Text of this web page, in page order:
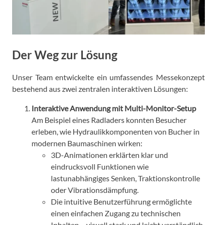
Der Weg zur Lösung
Unser Team entwickelte ein umfassendes Messekonzept
bestehend aus zwei zentralen interaktiven Lösungen:
Interaktive Anwendung mit Multi-Monitor-Setup
Am Beispiel eines Radladers konnten Besucher
erleben, wie Hydraulikkomponenten von Bucher in
modernen Baumaschinen wirken:
3D-Animationen erklärten klar und
eindrucksvoll Funktionen wie
lastunabhängiges Senken, Traktionskontrolle
oder Vibrationsdämpfung.
Die intuitive Benutzerführung ermöglichte
einen einfachen Zugang zu technischen